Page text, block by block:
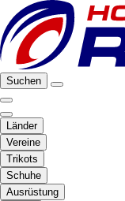
Suchen
Länder
Vereine
Trikots
Schuhe
Ausrüstung